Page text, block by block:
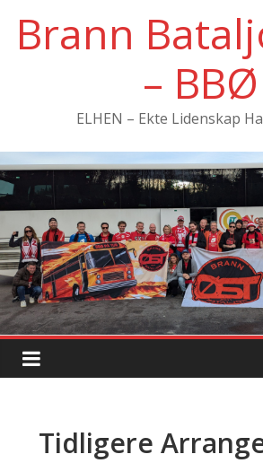
innholdet
Brann
– BBØ
ELHEN – Ekte Lidenskap
Tidligere